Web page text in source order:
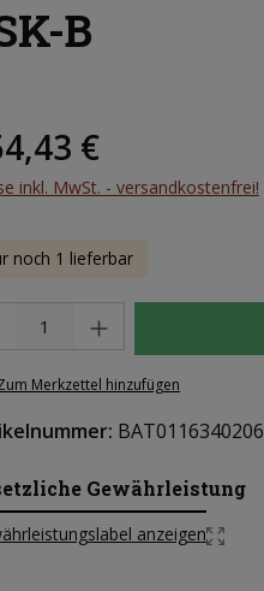
B
Preis:
€
inkl. MwSt. - versandkostenfrei!
noch 1 lieferbar
Merkzettel hinzufügen
BAT0116340206
Gewährleistung
anzeigen